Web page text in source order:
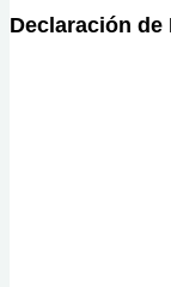
Declaración de